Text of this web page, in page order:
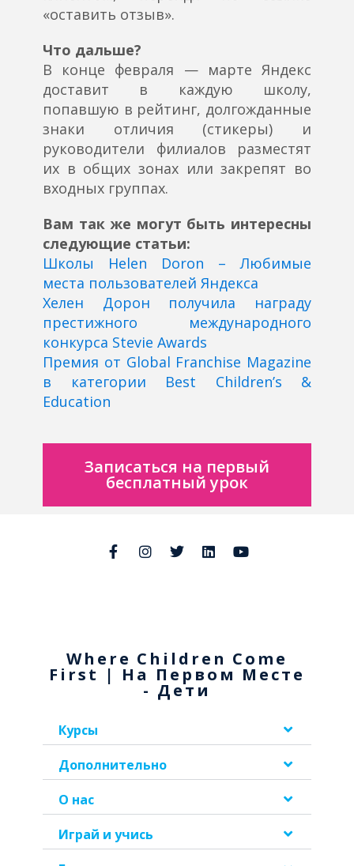
«оставить отзыв».
Что дальше?
В конце февраля — марте Яндекс
доставит в каждую школу,
попавшую в рейтинг, долгожданные
знаки отличия (стикеры) и
руководители филиалов разместят
их в общих зонах или закрепят во
входных группах.
Вам так же могут быть интересны
следующие статьи:
Школы Helen Doron – Любимые
места пользователей Яндекса
Хелен Дорон получила награду
престижного международного
конкурса Stevie Awards
Премия от Global Franchise Magazine
в категории Best Children’s &
Education
Записаться на первый
бесплатный урок
Where Children Come
First | На Первом Месте
- Дети
Курсы
Дополнительно
О нас
Играй и учись